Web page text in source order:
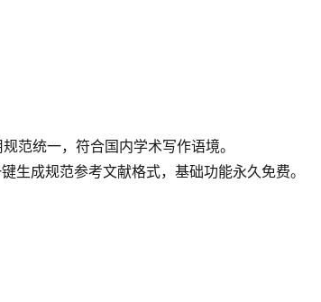
范统一，符合国内学术写作语境。
生成规范参考文献格式，基础功能永久免费。